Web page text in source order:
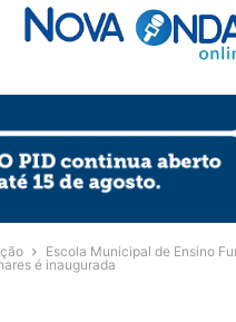
Escola Municipal de Ensino
é inaugurada